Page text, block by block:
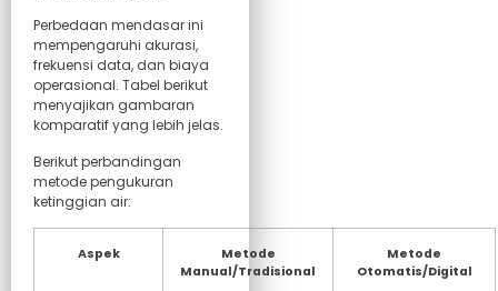
Perbedaan mendasar ini
mempengaruhi akurasi,
frekuensi data, dan biaya
operasional. Tabel berikut
menyajikan gambaran
komparatif yang lebih jelas.
Berikut perbandingan
metode pengukuran
ketinggian air:
Aspek
Metode
Manual/Tradisional
Metode
Otomatis/Digital